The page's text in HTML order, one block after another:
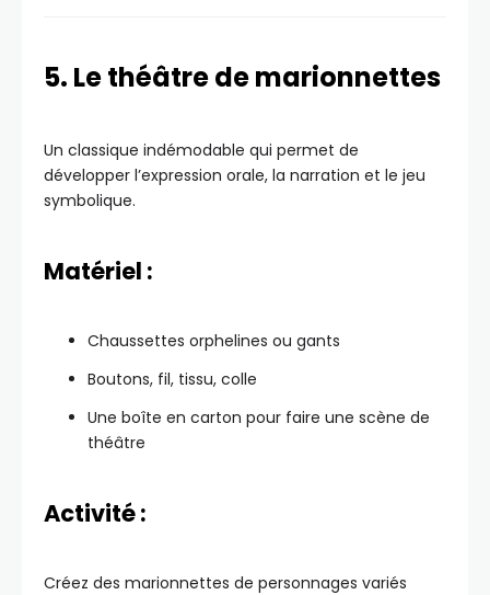
5. Le théâtre de marionnettes
Un classique indémodable qui permet de
développer l’expression orale, la narration et le jeu
symbolique.
Matériel :
Chaussettes orphelines ou gants
Boutons, fil, tissu, colle
Une boîte en carton pour faire une scène de
théâtre
Activité :
Créez des marionnettes de personnages variés